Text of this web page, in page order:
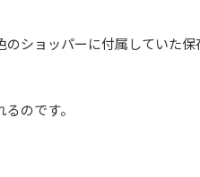
のショッパーに付属していた保
のです。